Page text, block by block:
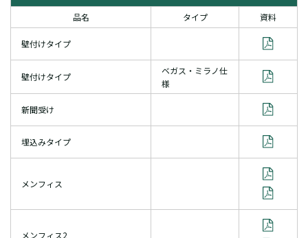
品名 タイプ 資料
壁付けタイプ
壁付けタイプ
ベガス・ミラノ仕
様
新聞受け
埋込みタイプ
メンフィス
メンフィス2